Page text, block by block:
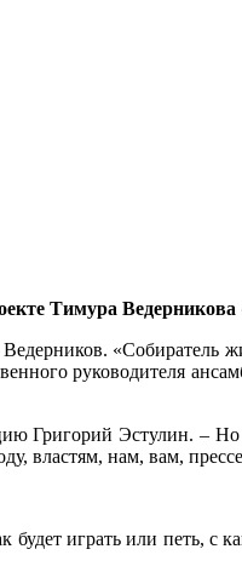
Тимура
«Собиратель
руководителя
Григорий Эстулин. –
властям, нам, вам,
будет играть или петь, с